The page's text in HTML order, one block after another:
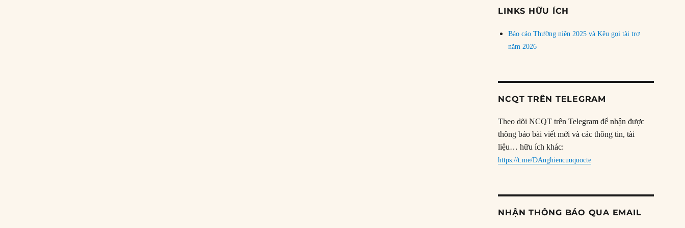
LINKS HỮU ÍCH
Báo cáo Thường niên 2025 và Kêu gọi tài trợ
năm 2026
NCQT TRÊN TELEGRAM
Theo dõi NCQT trên Telegram để nhận được
thông báo bài viết mới và các thông tin, tài
liệu… hữu ích khác:
https://t.me/DAnghiencuuquocte
NHẬN THÔNG BÁO QUA EMAIL